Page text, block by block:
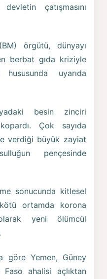
çatışmasını
örgütü, dünyayı
berbat gıda kriziyle
uyarıda
besin zinciri
Çok sayıda
verdiği büyük zayiat
pençesinde
sonucunda kitlesel
ortamda korona
yeni ölümcül
göre Yemen, Güney
ahalisi açlıktan